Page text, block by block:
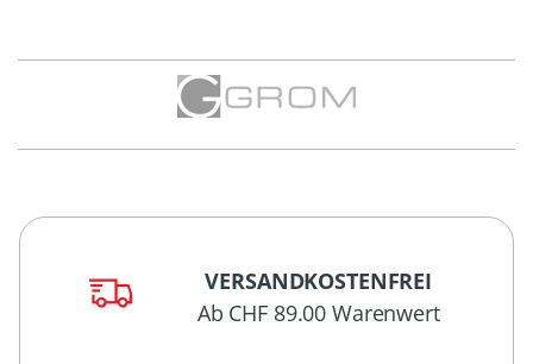
VERSANDKOSTENFREI
Ab CHF 89.00 Warenwert